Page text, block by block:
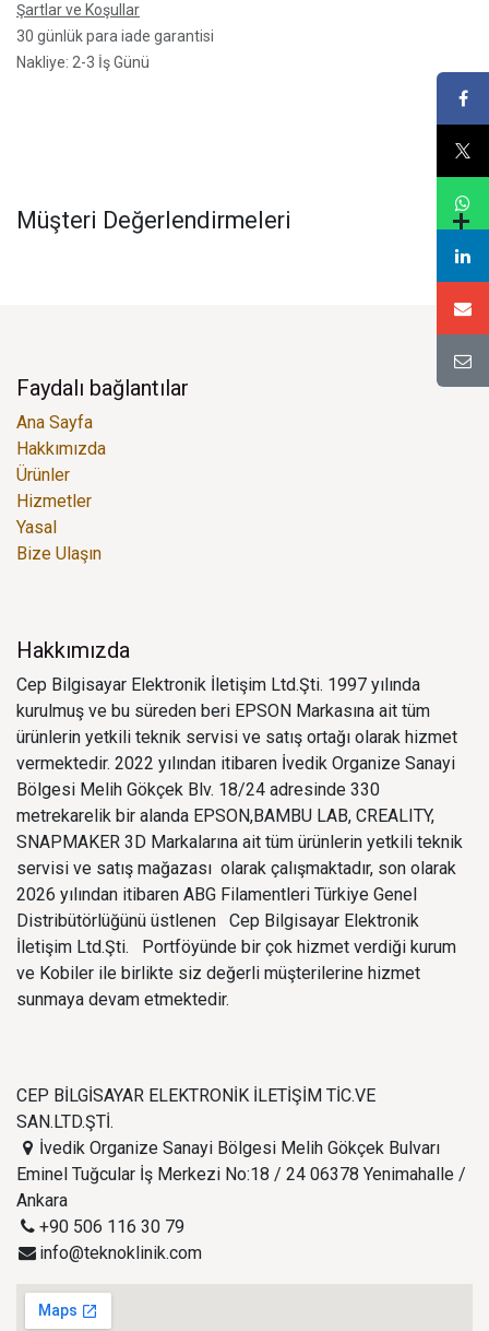
Şartlar ve Koşullar
30 günlük para iade garantisi
Nakliye: 2-3 İş Günü
Müşteri Değerlendirmeleri
Faydalı bağlantılar
Ana Sayfa
Hakkımızda
Ürünler
Hizmetler
Yasal
Bize Ulaşın
Hakkımızda
Cep Bilgisayar Elektronik İletişim Ltd.Şti. 1997 yılında
kurulmuş ve bu süreden beri EPSON Markasına ait tüm
ürünlerin yetkili teknik servisi ve satış ortağı olarak hizmet
vermektedir. 2022 yılından itibaren İvedik Organize Sanayi
Bölgesi Melih Gökçek Blv. 18/24 adresinde 330
metrekarelik bir alanda EPSON,BAMBU LAB, CREALITY,
SNAPMAKER 3D Markalarına ait tüm ürünlerin yetkili teknik
servisi ve satış mağazası olarak çalışmaktadır, son olarak
2026 yılından itibaren ABG Filamentleri Türkiye Genel
Distribütörlüğünü üstlenen Cep Bilgisayar Elektronik
İletişim Ltd.Şti. Portföyünde bir çok hizmet verdiği kurum
ve Kobiler ile birlikte siz değerli müşterilerine hizmet
sunmaya devam etmektedir.
CEP BİLGİSAYAR ELEKTRONİK İLETİŞİM TİC.VE
SAN.LTD.ŞTİ.
İvedik Organize Sanayi Bölgesi Melih Gökçek Bulvarı
Eminel Tuğcular İş Merkezi No:18 / 24 06378 Yenimahalle /
Ankara
+90 506 116 30 79
info@teknoklinik.com